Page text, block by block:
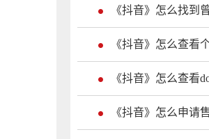
《抖音》怎么找到
《抖音》怎么查看
《抖音》怎么查看
《抖音》怎么申请